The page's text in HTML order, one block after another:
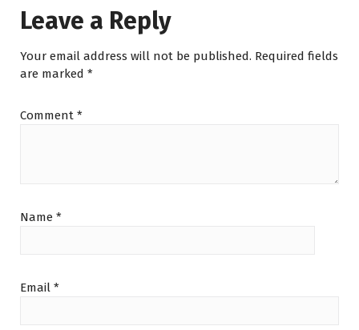
Leave a Reply
Your email address will not be published. Required fields
are marked *
Comment *
Name *
Email *